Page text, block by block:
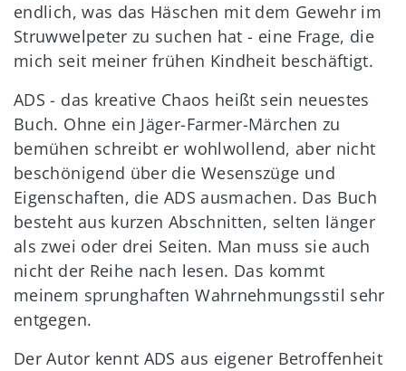
endlich, was das Häschen mit dem Gewehr im
Struwwelpeter zu suchen hat - eine Frage, die
mich seit meiner frühen Kindheit beschäftigt.
ADS - das kreative Chaos heißt sein neuestes
Buch. Ohne ein Jäger-Farmer-Märchen zu
bemühen schreibt er wohlwollend, aber nicht
beschönigend über die Wesenszüge und
Eigenschaften, die ADS ausmachen. Das Buch
besteht aus kurzen Abschnitten, selten länger
als zwei oder drei Seiten. Man muss sie auch
nicht der Reihe nach lesen. Das kommt
meinem sprunghaften Wahrnehmungsstil sehr
entgegen.
Der Autor kennt ADS aus eigener Betroffenheit